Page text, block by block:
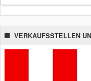
VERKAUFSSTELLEN